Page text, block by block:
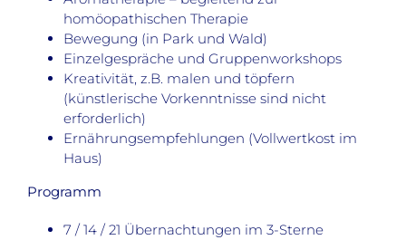
homöopathischen Therapie
Bewegung (in Park und Wald)
Einzelgespräche und Gruppenworkshops
Kreativität, z.B. malen und töpfern
(künstlerische Vorkenntnisse sind nicht
erforderlich)
Ernährungsempfehlungen (Vollwertkost im
Haus)
Programm
7 / 14 / 21 Übernachtungen im 3-Sterne